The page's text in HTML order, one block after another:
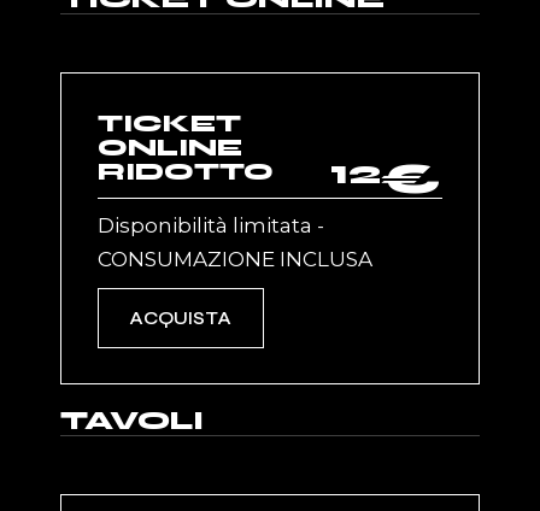
TICKET
ONLINE
RIDOTTO
12€
Disponibilità limitata -
CONSUMAZIONE INCLUSA
ACQUISTA
TAVOLI